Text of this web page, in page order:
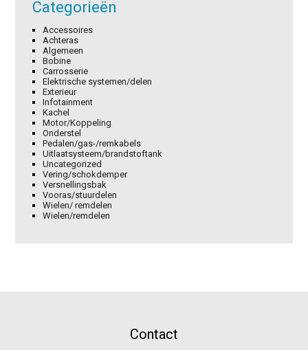
Categorieën
Accessoires
Achteras
Algemeen
Bobine
Carrosserie
Elektrische systemen/delen
Exterieur
Infotainment
Kachel
Motor/Koppeling
Onderstel
Pedalen/gas-/remkabels
Uitlaatsysteem/brandstoftank
Uncategorized
Vering/schokdemper
Versnellingsbak
Vooras/stuurdelen
Wielen/ remdelen
Wielen/remdelen
Contact